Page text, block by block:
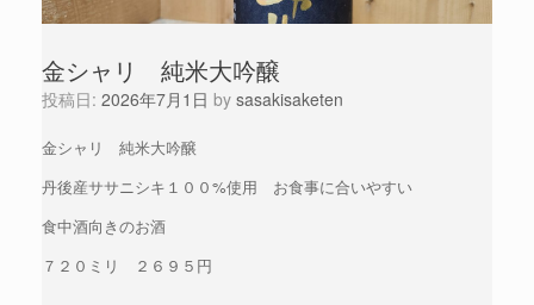
金シャリ 純米大吟醸
投稿日: 2026年7月1日 by sasakisaketen
金シャリ 純米大吟醸
丹後産ササニシキ１００%使用 お食事に合いやすい
食中酒向きのお酒
７２０ミリ ２６９５円